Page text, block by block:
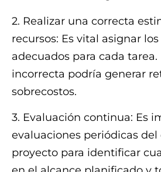
2. Realizar una correcta
recursos: Es vital asignar
adecuados para cada
incorrecta podría generar
sobrecostos.
3. Evaluación continua: Es
evaluaciones periódicas
proyecto para identificar